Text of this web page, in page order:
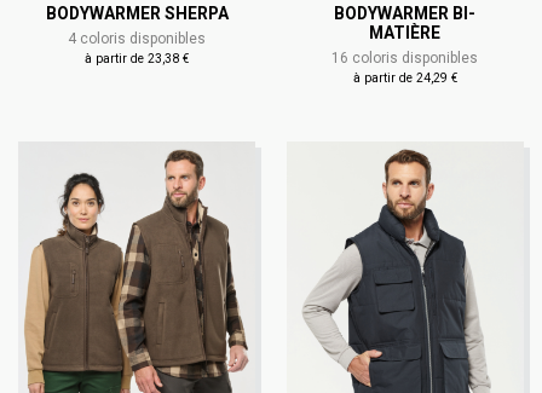
BODYWARMER SHERPA
4 coloris disponibles
à partir de 23,38 €
BODYWARMER BI-
MATIÈRE
16 coloris disponibles
à partir de 24,29 €